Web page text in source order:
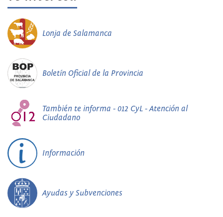
Lonja de Salamanca
Boletín Oficial de la Provincia
También te informa - 012 CyL - Atención al
Ciudadano
Información
Ayudas y Subvenciones